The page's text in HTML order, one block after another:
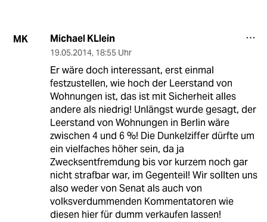
MK Michael KLlein
19.05.2014, 18:55 Uhr
Er wäre doch interessant, erst einmal
festzustellen, wie hoch der Leerstand von
Wohnungen ist, das ist mit Sicherheit alles
andere als niedrig! Unlängst wurde gesagt, der
Leerstand von Wohnungen in Berlin wäre
zwischen 4 und 6 %! Die Dunkelziffer dürfte um
ein vielfaches höher sein, da ja
Zwecksentfremdung bis vor kurzem noch gar
nicht strafbar war, im Gegenteil! Wir sollten uns
also weder von Senat als auch von
volksverdummenden Kommentatoren wie
diesen hier für dumm verkaufen lassen!